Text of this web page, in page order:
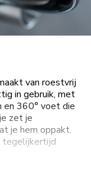
van roestvrij
in gebruik, met
en 360° voet die
zet je
je hem oppakt.
tegelijkertijd